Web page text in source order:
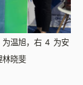
为温旭，右 4 为安
林晓斐